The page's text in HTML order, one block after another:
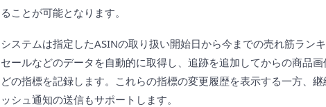
ることが可能となります。
システムは指定したASINの取り扱い開始日から今までの売れ筋ラン
セールなどのデータを自動的に取得し、追跡を追加してからの商品
どの指標を記録します。これらの指標の変更履歴を表示する一方、
ッシュ通知の送信もサポートします。